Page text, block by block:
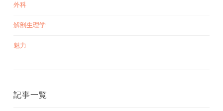
外科
解剖生理学
魅力
記事一覧